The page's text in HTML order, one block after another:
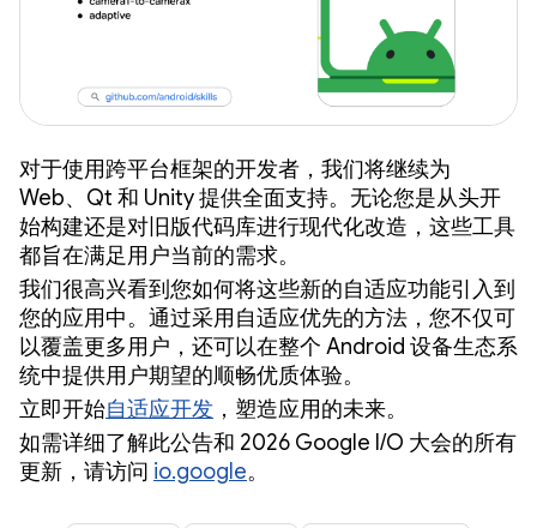
对于使用跨平台框架的开发者，我们将继续为
Web、Qt 和 Unity 提供全面支持。无论您是从头开
始构建还是对旧版代码库进行现代化改造，这些工具
都旨在满足用户当前的需求。
我们很高兴看到您如何将这些新的自适应功能引入到
您的应用中。通过采用自适应优先的方法，您不仅可
以覆盖更多用户，还可以在整个 Android 设备生态系
统中提供用户期望的顺畅优质体验。
立即开始自适应开发 ，塑造应用的未来。
如需详细了解此公告和 2026 Google I/O 大会的所有
更新，请访问 io.google。